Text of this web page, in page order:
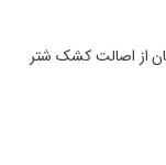
از اصالت کشک شتر